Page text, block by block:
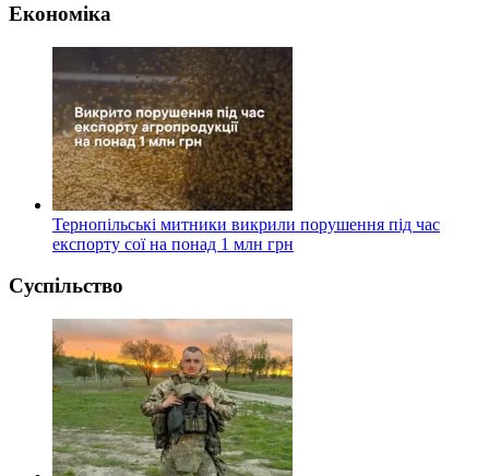
Економіка
Тернопільські митники викрили порушення під час
експорту сої на понад 1 млн грн
Суспільство